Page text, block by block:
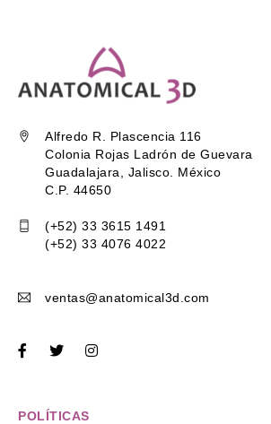
Alfredo R. Plascencia 116
Colonia Rojas Ladrón de Guevara
Guadalajara, Jalisco. México
C.P. 44650
(+52) 33 3615 1491
(+52) 33 4076 4022
ventas@anatomical3d.com
POLÍTICAS